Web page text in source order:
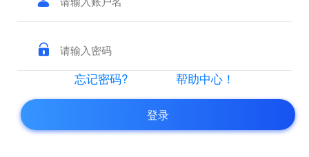
忘记密码? 帮助中心！
登录